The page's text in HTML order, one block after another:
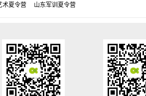
术夏令营 山东军训夏令营